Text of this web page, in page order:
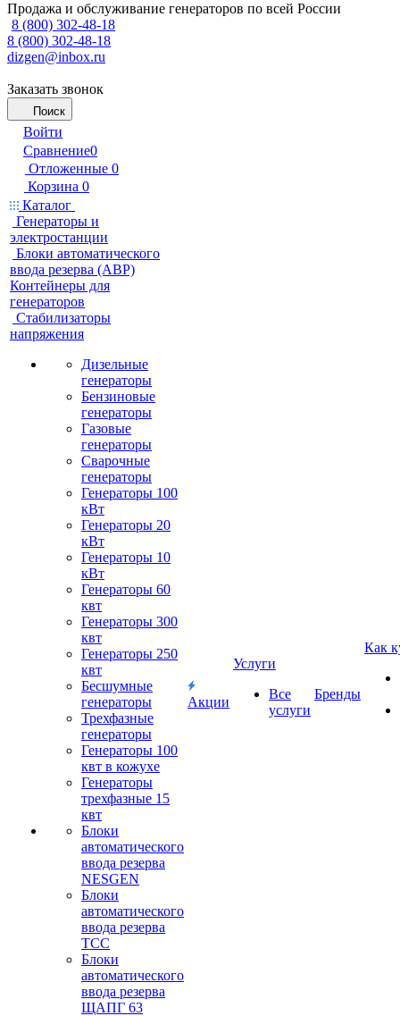
Продажа и обслуживание генераторов по всей России
8 (800) 302-48-18
8 (800) 302-48-18
dizgen@inbox.ru
Заказать звонок
Поиск
Войти
Сравнение0
Отложенные 0
Корзина 0
Каталог
Генераторы и
электростанции
Блоки автоматического
ввода резерва (АВР)
Контейнеры для
генераторов
Стабилизаторы
напряжения
Дизельные
генераторы
Бензиновые
генераторы
Газовые
генераторы
Сварочные
генераторы
Генераторы 100
кВт
Генераторы 20
кВт
Генераторы 10
кВт
Генераторы 60
квт
Генераторы 300
квт
Генераторы 250
квт
Бесшумные
генераторы
Трехфазные
генераторы
Генераторы 100
квт в кожухе
Генераторы
трехфазные 15
квт
Блоки
автоматического
ввода резерва
NESGEN
Блоки
автоматического
ввода резерва
ТСС
Блоки
автоматического
ввода резерва
ЩАПГ 63
Акции
Услуги
Все
услуги
Бренды
Как